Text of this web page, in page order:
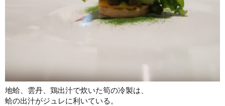
地蛤、雲丹、鶏出汁で炊いた筍の冷製は、
蛤の出汁がジュレに利いている。